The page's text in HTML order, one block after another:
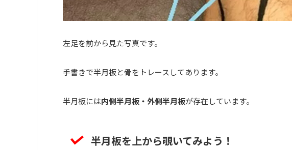
左足を前から見た写真です。
手書きで半月板と骨をトレースしてあります。
半月板には内側半月板・外側半月板が存在しています。
半月板を上から覗いてみよう！